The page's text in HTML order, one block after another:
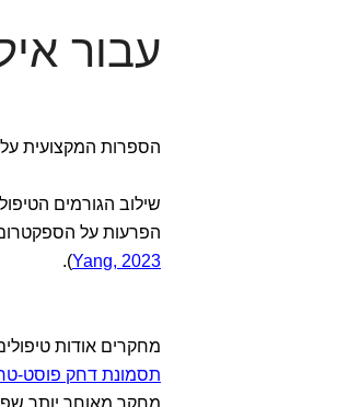
עבור
הספרות המקצועית על
שילוב הגורמים
הפרעות על
Yang, 2023
).
מחקרים אודות
תסמונת דחק פוסט-